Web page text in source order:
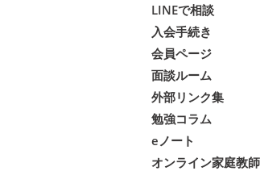
LINEで相談
入会手続き
会員ページ
面談ルーム
外部リンク集
勉強コラム
eノート
オンライン家庭教